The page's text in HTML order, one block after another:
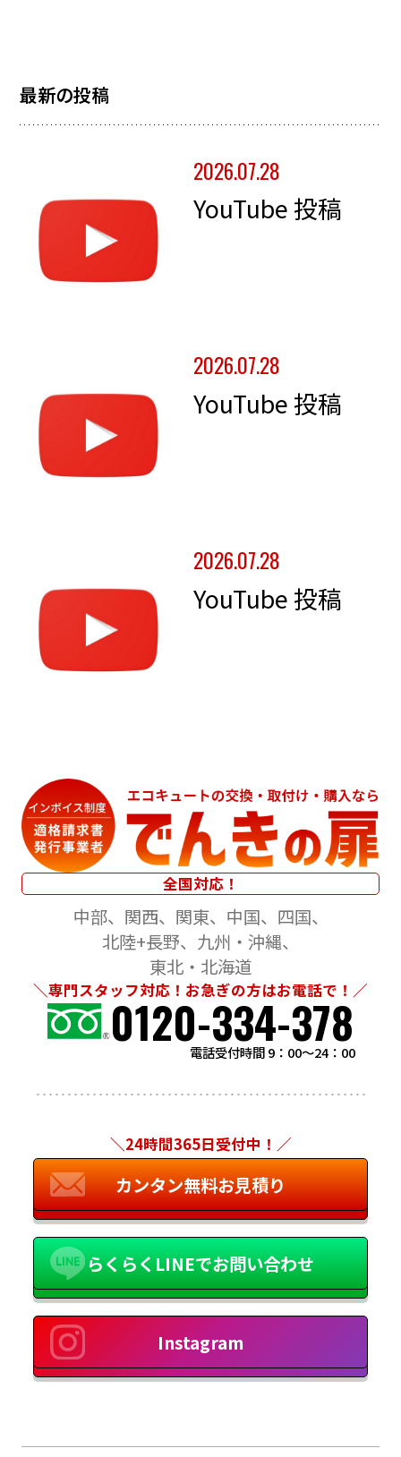
最新の投稿
2026.07.28
YouTube 投稿
2026.07.28
YouTube 投稿
2026.07.28
YouTube 投稿
全国対応！
中部 関西 関東 中国
四国
北陸+長野
九州・沖縄
東北・北海道
＼専門スタッフ対応！お急ぎの方はお電話で！／
0120-334-378
電話受付時間 9：00～24：00
＼24時間365日受付中！／
カンタン無料お見積り
らくらくLINEでお問い合わせ
Instagram